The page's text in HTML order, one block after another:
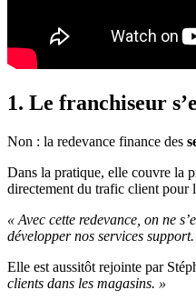
1. Le franchiseur
Non : la redevance finance des
Dans la pratique, elle couvre la
directement du trafic client pour
« Avec cette redevance, on ne
développer nos services
Elle est aussitôt rejointe par
clients dans les magasins. »